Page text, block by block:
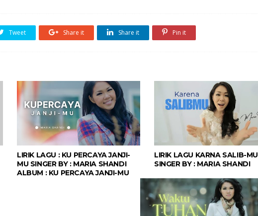
Tweet Share it Share it Pin it
LIRIK LAGU : KU PERCAYA JANJI-
MU SINGER BY : MARIA SHANDI
ALBUM : KU PERCAYA JANJI-MU
LIRIK LAGU KARNA SALIB-MU
SINGER BY : MARIA SHANDI